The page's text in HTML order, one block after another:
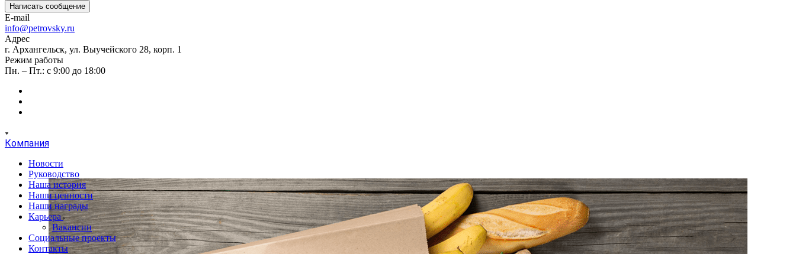
Написать сообщение
E-mail
info@petrovsky.ru
Адрес
г. Архангельск, ул. Выучейского 28, корп. 1
Режим работы
Пн. – Пт.: с 9:00 до 18:00
Компания
Новости
Руководство
Наша история
Наши ценности
Наши награды
Карьера
Вакансии
Социальные проекты
Контакты